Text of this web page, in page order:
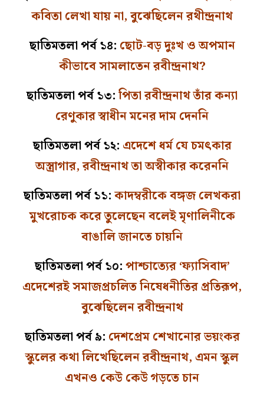
কবিতা লেখা যায় না, বুঝেছিলেন রথীন্দ্রনাথ
ছাতিমতলা পর্ব ১৪: ছোট-বড় দুঃখ ও অপমান
কীভাবে সামলাতেন রবীন্দ্রনাথ?
ছাতিমতলা পর্ব ১৩:পিতা রবীন্দ্রনাথ তাঁর কন্যা
রেণুকার স্বাধীন মনের দাম দেননি
ছাতিমতলা পর্ব ১২: এদেশে ধর্ম যে চমৎকার
অস্ত্রাগার, রবীন্দ্রনাথ তা অস্বীকার করেননি
ছাতিমতলা পর্ব ১১:কাদম্বরীকে বঙ্গজ লেখকরা
মুখরোচক করে তুলেছেন বলেই মৃণালিনীকে
বাঙালি জানতে চায়নি
ছাতিমতলা পর্ব ১০:পাশ্চাত্যের ‘ফ্যাসিবাদ’
এদেশেরই সমাজপ্রচলিত নিষেধনীতির প্রতিরূপ,
বুঝেছিলেন রবীন্দ্রনাথ
ছাতিমতলা পর্ব ৯: দেশপ্রেম শেখানোর ভয়ংকর
স্কুলের কথা লিখেছিলেন রবীন্দ্রনাথ, এমন স্কুল
এখনও কেউ কেউ গড়তে চান